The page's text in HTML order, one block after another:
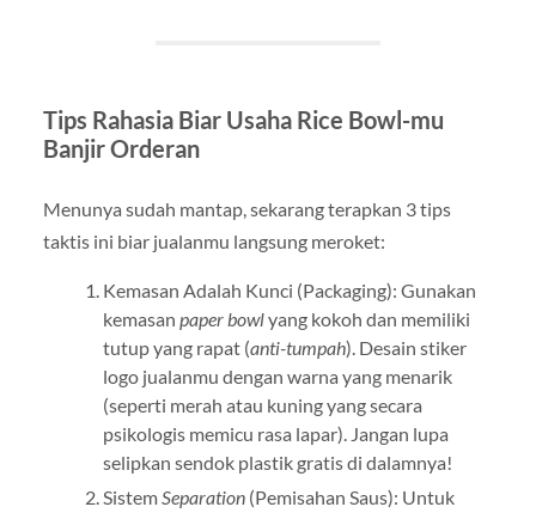
Tips Rahasia Biar Usaha Rice Bowl-mu
Banjir Orderan
Menunya sudah mantap, sekarang terapkan 3 tips
taktis ini biar jualanmu langsung meroket:
Kemasan Adalah Kunci (Packaging): Gunakan
kemasan paper bowlyang kokoh dan memiliki
tutup yang rapat (anti-tumpah). Desain stiker
logo jualanmu dengan warna yang menarik
(seperti merah atau kuning yang secara
psikologis memicu rasa lapar). Jangan lupa
selipkan sendok plastik gratis di dalamnya!
SistemSeparation(Pemisahan Saus): Untuk